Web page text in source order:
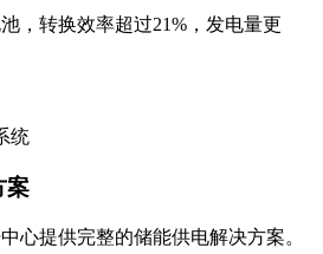
，转换效率超过21%，发电量更
案
心提供完整的储能供电解决方案。